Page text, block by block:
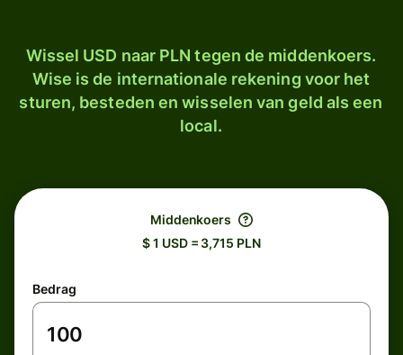
Wissel USD naar PLN tegen de middenkoers.
Wise is de internationale rekening voor het
sturen, besteden en wisselen van geld als een
local.
Middenkoers
$ 1 USD = 3,715 PLN
Bedrag